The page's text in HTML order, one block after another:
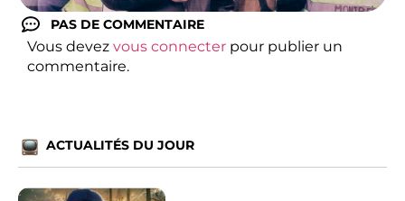
PAS DE COMMENTAIRE
Vous devez vous connecter pour publier un
commentaire.
ACTUALITÉS DU JOUR